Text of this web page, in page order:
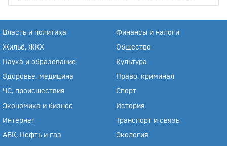
Власть и политика Финансы и налоги
Жильё, ЖКХ Общество
Наука и образование Культура
Здоровье, медицина Право, криминал
ЧС, происшествия Спорт
Экономика и бизнес История
Интернет Транспорт и связь
АБК, Нефть и газ Экология